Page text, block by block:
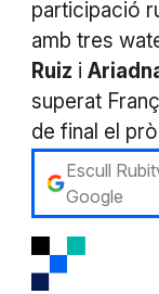
participació
amb tres
Ruiz i
superat
de final el
Escull
Google